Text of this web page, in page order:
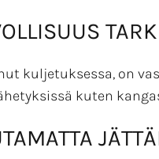
kuljetuksessa, on
kuten